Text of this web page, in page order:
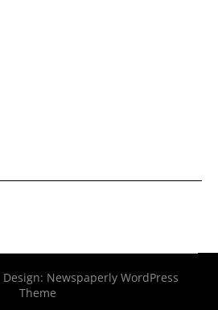
Newspaperly WordPress
Theme